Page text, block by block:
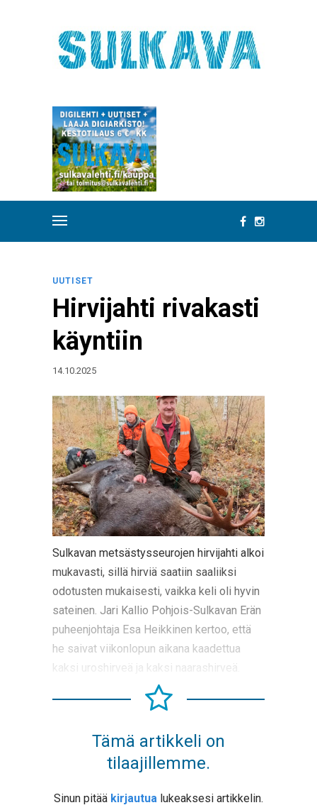
UUTISET
Hirvijahti rivakasti
käyntiin
14.10.2025
Sulkavan metsästysseurojen hirvijahti alkoi
mukavasti, sillä hirviä saatiin saaliiksi
odotusten mukaisesti, vaikka keli oli hyvin
sateinen. Jari Kallio Pohjois-Sulkavan Erän
puheenjohtaja Esa Heikkinen kertoo, että
he saivat viikonlopun aikana kaadettua
kaksi uroshirveä ja kaksi naarashirveä.
Tämä artikkeli on
tilaajillemme.
Sinun pitää kirjautua lukeaksesi artikkelin.